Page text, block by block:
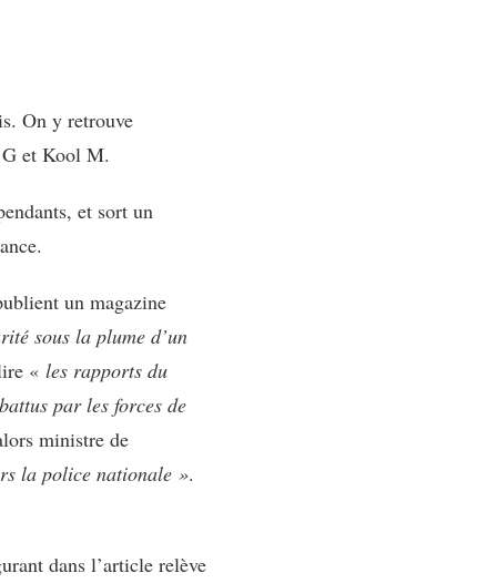
On y retrouve
et Kool M.
et sort un
un magazine
sous la plume d’un
« les rapports du
par les forces de
ministre de
la police nationale ».
dans l’article relève